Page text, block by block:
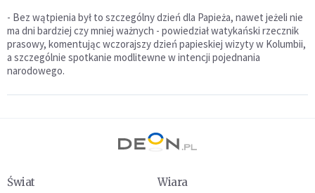
- Bez wątpienia był to szczególny dzień dla Papieża, nawet jeżeli nie
ma dni bardziej czy mniej ważnych - powiedział watykański rzecznik
prasowy, komentując wczorajszy dzień papieskiej wizyty w Kolumbii,
a szczególnie spotkanie modlitewne w intencji pojednania
narodowego.
Świat
Wiara